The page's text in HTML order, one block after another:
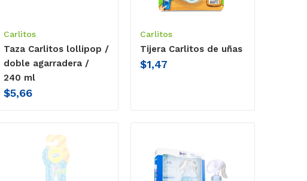
Carlitos
Taza Carlitos lollipop /
doble agarradera /
240 ml
$5,66
Carlitos
Tijera Carlitos de uñas
$1,47